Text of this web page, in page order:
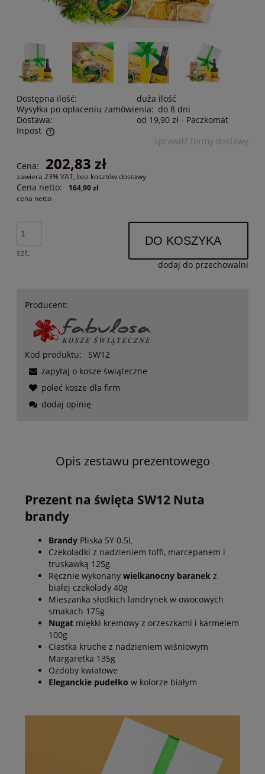
Dostępna ilość:
duża ilość
Wysyłka po opłaceniu zamówienia: do 8 dni
Dostawa:
od 19,90 zł - Paczkomat
Inpost
Cena nie zawiera ewentualnych kosztów płatności
sprawdź formy dostawy
Cena: 202,83 zł
zawiera 23% VAT, bez kosztów dostawy
Cena netto:
164,90 zł
cena netto
szt.
DO KOSZYKA
dodaj do przechowalni
Producent:
Kod produktu:
SW12
zapytaj o kosze świąteczne
poleć kosze dla firm
dodaj opinię
Opis zestawu prezentowego
Prezent na święta SW12 Nuta
brandy
Brandy Pliska 5Y 0.5L
Czekoladki z nadzieniem toffi, marcepanem i
truskawką 125g
Ręcznie wykonany wielkanocny baranek z
białej czekolady 40g
Mieszanka słodkich landrynek w owocowych
smakach 175g
Nugat miękki kremowy z orzeszkami i karmelem
100g
Ciastka kruche z nadzieniem wiśniowym
Margaretka 135g
Ozdoby kwiatowe
Eleganckie pudełko w kolorze białym